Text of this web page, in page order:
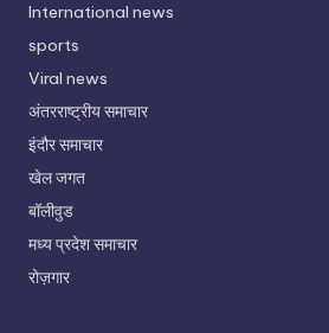
International news
sports
Viral news
अंतरराष्ट्रीय समाचार
इंदौर समाचार
खेल जगत
बॉलीवुड
मध्य प्रदेश समाचार
रोज़गार